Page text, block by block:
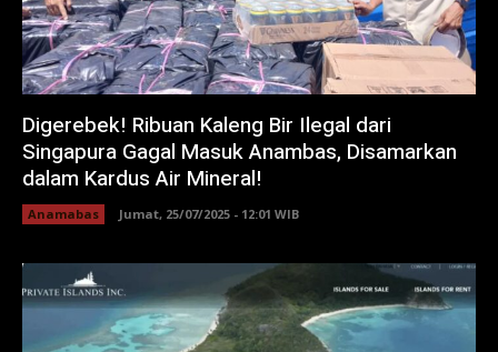
Digerebek! Ribuan Kaleng Bir Ilegal dari
Singapura Gagal Masuk Anambas, Disamarkan
dalam Kardus Air Mineral!
Anamabas Jumat, 25/07/2025 - 12:01 WIB